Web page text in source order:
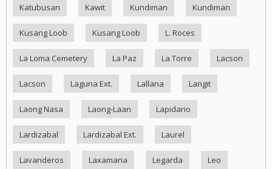
Katubusan Kawit Kundiman Kundiman
Kusang Loob Kusang Loob L. Roces
La Loma Cemetery La Paz La Torre Lacson
Lacson Laguna Ext. Lallana Langit
Laong Nasa Laong-Laan Lapidario
Lardizabal Lardizabal Ext. Laurel
Lavanderos Laxamana Legarda Leo